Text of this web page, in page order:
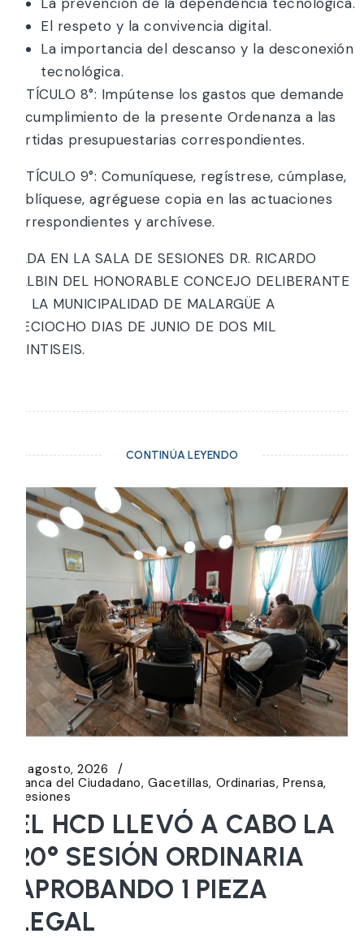
El respeto y la convivencia digital.
La importancia del descanso y la desconexión
tecnológica.
ARTÍCULO 8°: Impútense los gastos que demande
el cumplimiento de la presente Ordenanza a las
partidas presupuestarias correspondientes.
ARTÍCULO 9°: Comuníquese, regístrese, cúmplase,
publíquese, agréguese copia en las actuaciones
correspondientes y archívese.
DADA EN LA SALA DE SESIONES DR. RICARDO
BALBIN DEL HONORABLE CONCEJO DELIBERANTE
DE LA MUNICIPALIDAD DE MALARGÜE A
DIECIOCHO DIAS DE JUNIO DE DOS MIL
VEINTISEIS.
CONTINÚA LEYENDO
6 agosto, 2026
Banca del Ciudadano Gacetillas Ordinarias Prensa
Sesiones
EL HCD LLEVÓ A CABO LA
20° SESIÓN ORDINARIA
APROBANDO 1 PIEZA
LEGAL